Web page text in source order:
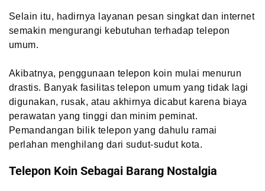
Selain itu, hadirnya layanan pesan singkat dan internet
semakin mengurangi kebutuhan terhadap telepon
umum.
Akibatnya, penggunaan telepon koin mulai menurun
drastis. Banyak fasilitas telepon umum yang tidak lagi
digunakan, rusak, atau akhirnya dicabut karena biaya
perawatan yang tinggi dan minim peminat.
Pemandangan bilik telepon yang dahulu ramai
perlahan menghilang dari sudut-sudut kota.
Telepon Koin Sebagai Barang Nostalgia